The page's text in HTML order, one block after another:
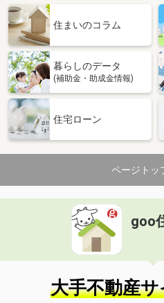
住まいのコラム
暮らしのデータ
(補助金・助成金情報)
住宅ローン
ページトッ
goo
大手不動産